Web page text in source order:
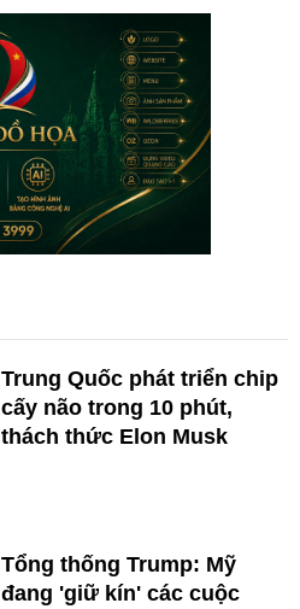
Trung Quốc phát triển chip
cấy não trong 10 phút,
thách thức Elon Musk
Tổng thống Trump: Mỹ
đang 'giữ kín' các cuộc